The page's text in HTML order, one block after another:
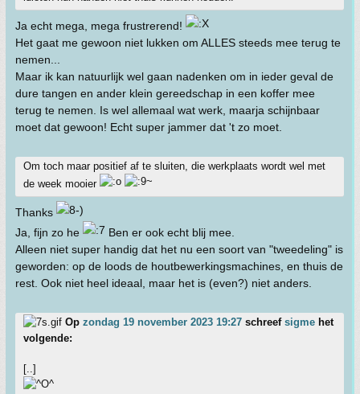
Ja echt mega, mega frustrerend!
Het gaat me gewoon niet lukken om ALLES steeds mee terug te
nemen...
Maar ik kan natuurlijk wel gaan nadenken om in ieder geval de
dure tangen en ander klein gereedschap in een koffer mee
terug te nemen. Is wel allemaal wat werk, maarja schijnbaar
moet dat gewoon! Echt super jammer dat 't zo moet.
Om toch maar positief af te sluiten, die werkplaats wordt wel met
de week mooier
Thanks
Ja, fijn zo he
Ben er ook echt blij mee.
Alleen niet super handig dat het nu een soort van "tweedeling" is
geworden: op de loods de houtbewerkingsmachines, en thuis de
rest. Ook niet heel ideaal, maar het is (even?) niet anders.
Op zondag 19 november 2023 19:27 schreef sigme het
volgende:
[..]